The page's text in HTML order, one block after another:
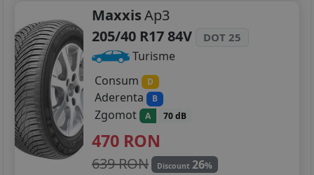
MaxxisAp3
205/40 R17 84V
DOT 25
Turisme
Consum
D
Aderenta B
Zgomot A 70 dB
470 RON
639 RON Discount 26%